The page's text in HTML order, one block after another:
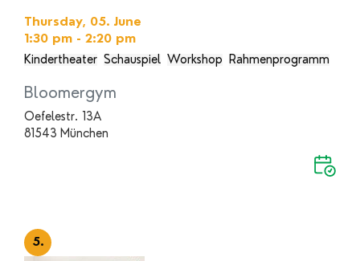
Thursday, 05. June
1:30 pm - 2:20 pm
Kindertheater Schauspiel Workshop Rahmenprogramm
Bloomergym
Oefelestr. 13A
81543 München
5.